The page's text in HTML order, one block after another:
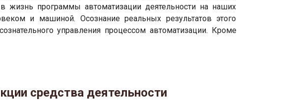
жизнь программы автоматизации деятельности на наших
и машиной. Осознание реальных результатов этого
управления процессом автоматизации. Кроме
средства деятельности